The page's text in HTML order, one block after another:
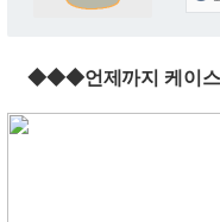
◆◆◆언제까지 케이